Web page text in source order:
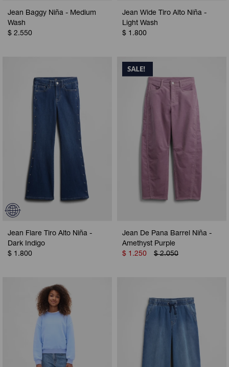
Jean Baggy Niña - Medium
Wash
$ 2.550
Jean Wide Tiro Alto Niña -
Light Wash
$ 1.800
Jean Flare Tiro Alto Niña -
Dark Indigo
$ 1.800
Jean De Pana Barrel Niña -
Amethyst Purple
$ 1.250 $ 2.050